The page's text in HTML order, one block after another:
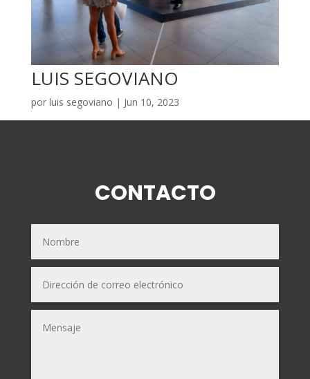
LUIS SEGOVIANO
por luis segoviano | Jun 10, 2023
CONTACTO